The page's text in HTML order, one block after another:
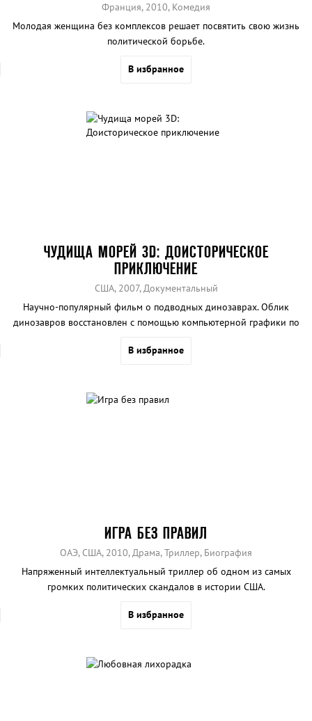
Франция, 2010, Комедия
Молодая женщина без комплексов решает посвятить свою жизнь
политической борьбе.
В избранное
ЧУДИЩА МОРЕЙ 3D: ДОИСТОРИЧЕСКОЕ
ПРИКЛЮЧЕНИЕ
США, 2007, Документальный
Научно-популярный фильм о подводных динозаврах. Облик
динозавров восстановлен с помощью компьютерной графики по
В избранное
ИГРА БЕЗ ПРАВИЛ
ОАЭ, США, 2010, Драма, Триллер, Биография
Напряженный интеллектуальный триллер об одном из самых
громких политических скандалов в истории США.
В избранное